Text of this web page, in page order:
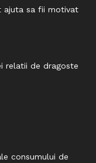
ajuta sa fii motivat
relatii de dragoste
consumului de